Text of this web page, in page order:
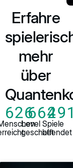
Erfahre
mehr
über
626
Level
geschafft
664
Spiele
beendet
291